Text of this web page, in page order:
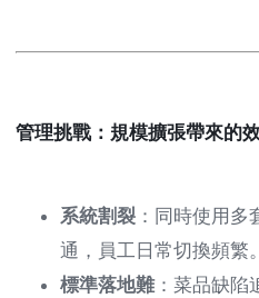
管理挑戰：規模擴張帶來的
系統割裂 ：同時使用
通，員工日常切換頻繁。
標準落地難：菜品缺陷